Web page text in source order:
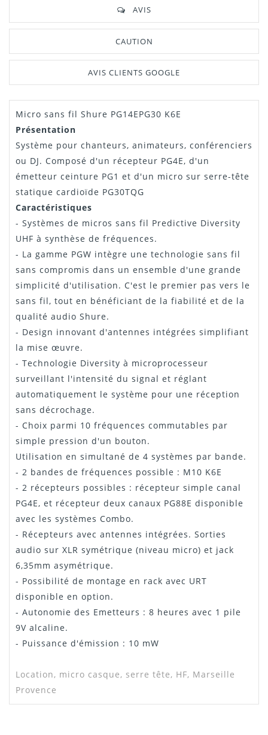
AVIS
CAUTION
AVIS CLIENTS GOOGLE
Micro sans fil Shure PG14EPG30 K6E
Présentation
Système pour chanteurs, animateurs, conférenciers
ou DJ. Composé d'un récepteur PG4E, d'un
émetteur ceinture PG1 et d'un micro sur serre-tête
statique cardioïde PG30TQG
Caractéristiques
- Systèmes de micros sans fil Predictive Diversity
UHF à synthèse de fréquences.
- La gamme PGW intègre une technologie sans fil
sans compromis dans un ensemble d'une grande
simplicité d'utilisation. C'est le premier pas vers le
sans fil, tout en bénéficiant de la fiabilité et de la
qualité audio Shure.
- Design innovant d'antennes intégrées simplifiant
la mise œuvre.
- Technologie Diversity à microprocesseur
surveillant l'intensité du signal et réglant
automatiquement le système pour une réception
sans décrochage.
- Choix parmi 10 fréquences commutables par
simple pression d'un bouton.
Utilisation en simultané de 4 systèmes par bande.
- 2 bandes de fréquences possible : M10 K6E
- 2 récepteurs possibles : récepteur simple canal
PG4E, et récepteur deux canaux PG88E disponible
avec les systèmes Combo.
- Récepteurs avec antennes intégrées. Sorties
audio sur XLR symétrique (niveau micro) et jack
6,35mm asymétrique.
- Possibilité de montage en rack avec URT
disponible en option.
- Autonomie des Emetteurs : 8 heures avec 1 pile
9V alcaline.
- Puissance d'émission : 10 mW
Location, micro casque, serre tête, HF, Marseille
Provence